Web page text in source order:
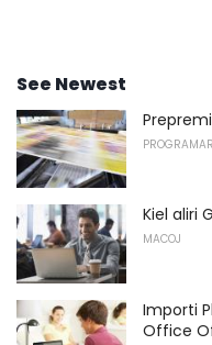
See Newest
Kiel aliri
MACOJ
Importi
Office